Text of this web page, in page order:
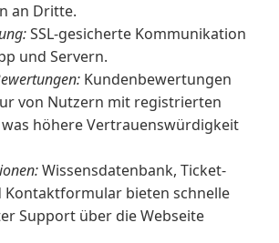
an Dritte.
SSL-gesicherte Kommunikation
und Servern.
Kundenbewertungen
von Nutzern mit registrierten
höhere Vertrauenswürdigkeit
Wissensdatenbank, Ticket-
Kontaktformular bieten schnelle
Support über die Webseite